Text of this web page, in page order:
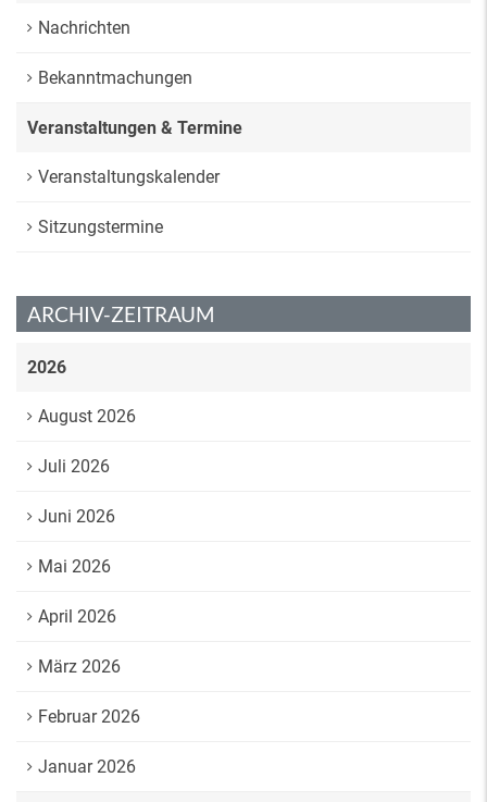
Nachrichten
Bekanntmachungen
Veranstaltungen & Termine
Veranstaltungskalender
Sitzungstermine
ARCHIV-ZEITRAUM
2026
August 2026
Juli 2026
Juni 2026
Mai 2026
April 2026
März 2026
Februar 2026
Januar 2026